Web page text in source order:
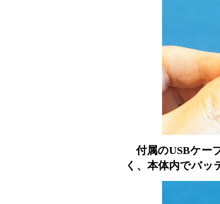
付属のUSBケー
く、本体内でバッ